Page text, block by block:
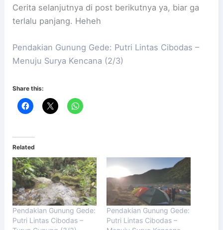
Cerita selanjutnya di post berikutnya ya, biar ga
terlalu panjang. Heheh
Pendakian Gunung Gede: Putri Lintas Cibodas –
Menuju Surya Kencana (2/3)
Share this:
Related
Pendakian Gunung Gede:
Putri Lintas Cibodas –
Pendakian Gunung Gede:
Putri Lintas Cibodas –